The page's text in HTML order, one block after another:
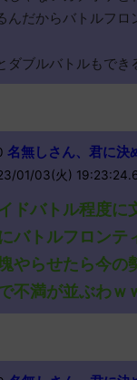
んだからバトルフロ
ダブルバトルもでき
名無しさん、君に決
01/03(火)
ドバトル程度に
バトルフロンテ
やらせたら今の
不満が並ぶわｗ